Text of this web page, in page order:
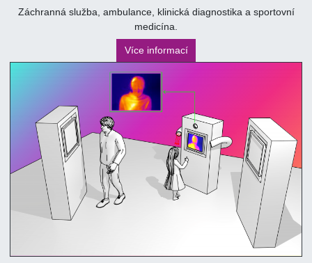
Záchranná služba, ambulance, klinická diagnostika a sportovní
medicína.
Více informací